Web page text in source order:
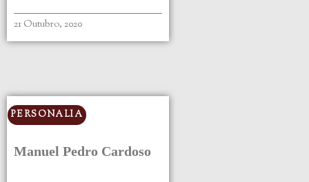
21 Outubro, 2020
PERSONALIA
Manuel Pedro Cardoso